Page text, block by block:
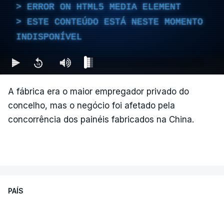
ERROR ON HTML5 MEDIA ELEMENT
ESTE CONTEÚDO ESTÁ NESTE MOMENTO
INDISPONÍVEL
A fábrica era o maior empregador privado do
concelho, mas o negócio foi afetado pela
concorrência dos painéis fabricados na China.
PAÍS